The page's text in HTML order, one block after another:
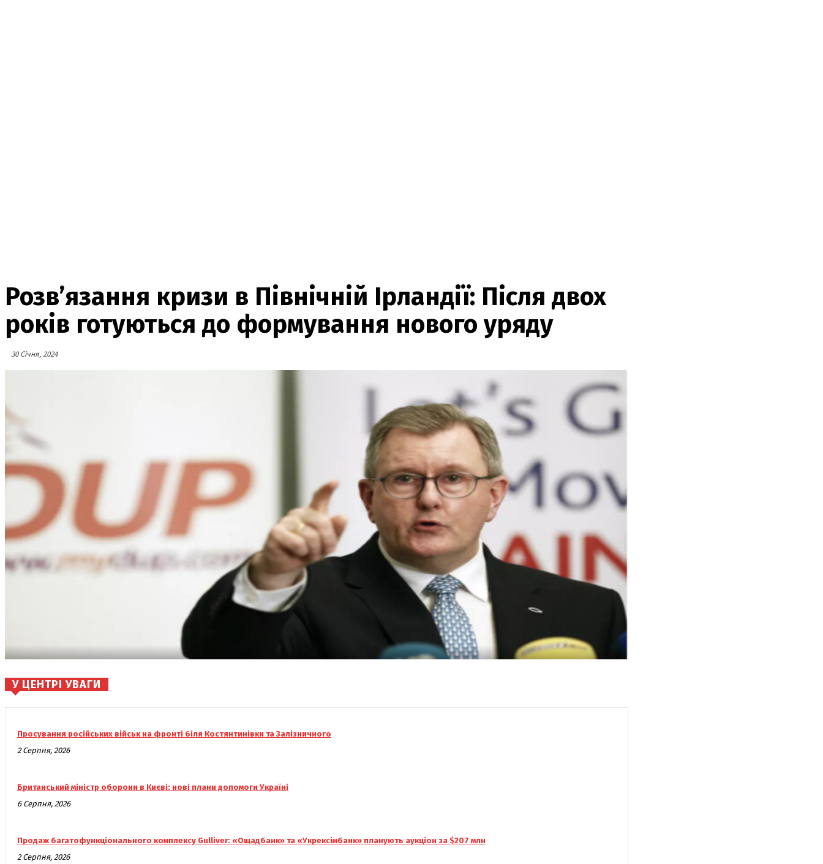
Розв’язання кризи в Північній Ірландії: Після двох
років готуються до формування нового уряду
30 Січня, 2024
У ЦЕНТРІ УВАГИ
Просування російських військ на фронті біля Костянтинівки та Залізничного
2 Серпня, 2026
Британський міністр оборони в Києві: нові плани допомоги Україні
6 Серпня, 2026
Продаж багатофункціонального комплексу Gulliver: «Ощадбанк» та «Укрексімбанк» планують аукціон за $207 млн
2 Серпня, 2026